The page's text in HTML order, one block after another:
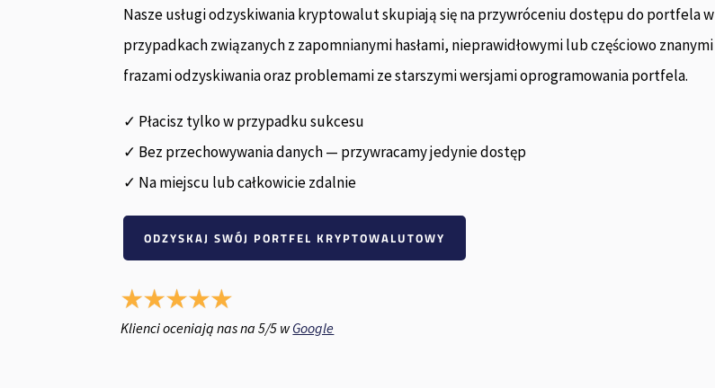
Nasze usługi odzyskiwania kryptowalut skupiają się na przywróceniu dostępu do portfela w
przypadkach związanych z zapomnianymi hasłami, nieprawidłowymi lub częściowo znanymi
frazami odzyskiwania oraz problemami ze starszymi wersjami oprogramowania portfela.
✓ Płacisz tylko w przypadku sukcesu
✓ Bez przechowywania danych — przywracamy jedynie dostęp
✓ Na miejscu lub całkowicie zdalnie
ODZYSKAJ SWÓJ PORTFEL KRYPTOWALUTOWY
Klienci oceniają nas na 5/5 wGoogle